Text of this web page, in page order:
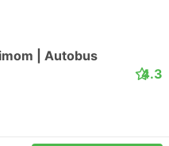
| Autobus
4.3